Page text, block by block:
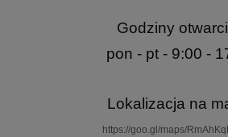
Godziny
pon - pt - 9:00 -
Lokalizacja na
https://goo.gl/maps/